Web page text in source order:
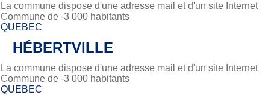
La commune dispose d'une adresse mail et d'un site Internet
Commune de -3 000 habitants
QUEBEC
HÉBERTVILLE
La commune dispose d'une adresse mail et d'un site Internet
Commune de -3 000 habitants
QUEBEC